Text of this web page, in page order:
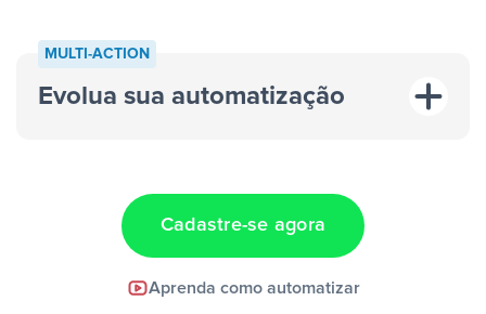
“A cada resposta em um anúncio”
MULTI-ACTION
Evolua sua automatização
Cadastre-se agora
Aprenda como automatizar